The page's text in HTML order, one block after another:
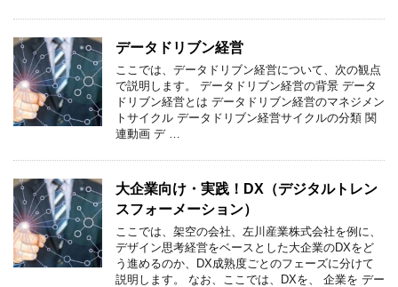
データドリブン経営
ここでは、データドリブン経営について、次の観点
で説明します。 データドリブン経営の背景 データ
ドリブン経営とは データドリブン経営のマネジメン
トサイクル データドリブン経営サイクルの分類 関
連動画 デ …
大企業向け・実践！DX（デジタルトレン
スフォーメーション）
ここでは、架空の会社、左川産業株式会社を例に、
デザイン思考経営をベースとした大企業のDXをど
う進めるのか、DX成熟度ごとのフェーズに分けて
説明します。 なお、ここでは、DXを、 企業を デー